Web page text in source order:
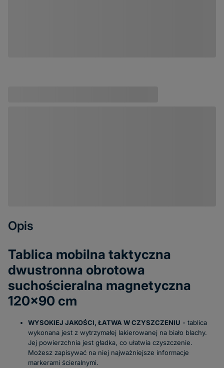
Opis
Tablica mobilna taktyczna
dwustronna obrotowa
suchościeralna magnetyczna
120x90 cm
WYSOKIEJ JAKOŚCI, ŁATWA W CZYSZCZENIU - tablica
wykonana jest z wytrzymałej lakierowanej na biało blachy.
Jej powierzchnia jest gładka, co ułatwia czyszczenie.
Możesz zapisywać na niej najważniejsze informacje
markerami ścieralnymi.